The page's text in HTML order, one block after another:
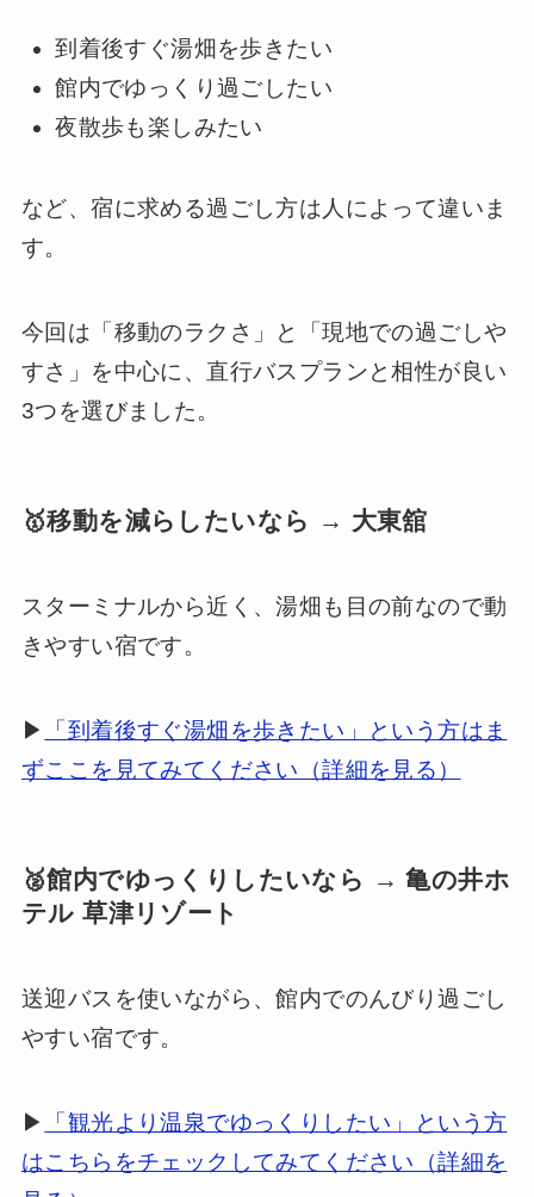
到着後すぐ湯畑を歩きたい
館内でゆっくり過ごしたい
夜散歩も楽しみたい
など、宿に求める過ごし方は人によって違いま
す。
今回は「移動のラクさ」と「現地での過ごしや
すさ」を中心に、直行バスプランと相性が良い
3つを選びました。
🥇移動を減らしたいなら → 大東舘
スターミナルから近く、湯畑も目の前なので動
きやすい宿です。
▶
「到着後すぐ湯畑を歩きたい」という方はま
ずここを見てみてください（詳細を見る）
🥈館内でゆっくりしたいなら → 亀の井ホ
テル 草津リゾート
送迎バスを使いながら、館内でのんびり過ごし
やすい宿です。
▶
「観光より温泉でゆっくりしたい」という方
はこちらをチェックしてみてください（詳細を